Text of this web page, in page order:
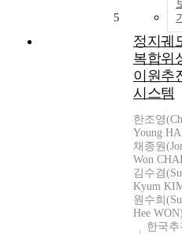
5
정지궤
복합위
이원추
시스템
한조영
Young
채종원
Won
김수겸(Su
Kyum
원수희(Su
Hee
한국추